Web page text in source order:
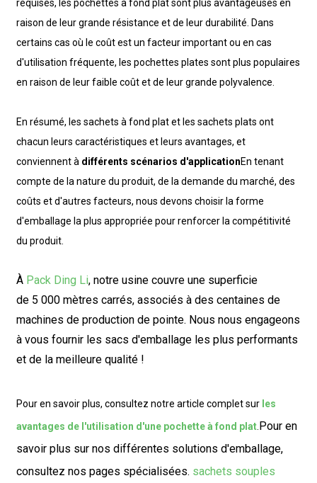
requises, les pochettes à fond plat sont plus avantageuses en
raison de leur grande résistance et de leur durabilité. Dans
certains cas où le coût est un facteur important ou en cas
d'utilisation fréquente, les pochettes plates sont plus populaires
en raison de leur faible coût et de leur grande polyvalence.
En résumé, les sachets à fond plat et les sachets plats ont
chacun leurs caractéristiques et leurs avantages, et
conviennent à différents scénarios d'applicationEn tenant
compte de la nature du produit, de la demande du marché, des
coûts et d'autres facteurs, nous devons choisir la forme
d'emballage la plus appropriée pour renforcer la compétitivité
du produit.
À Pack Ding Li, notre usine couvre une superficie
de 5 000 mètres carrés, associés à des centaines de
machines de production de pointe. Nous nous engageons
à vous fournir les sacs d'emballage les plus performants
et de la meilleure qualité !
Pour en savoir plus, consultez notre article complet sur les
avantages de l'utilisation d'une pochette à fond plat. Pour en
savoir plus sur nos différentes solutions d'emballage,
consultez nos pages spécialisées. sachets souples